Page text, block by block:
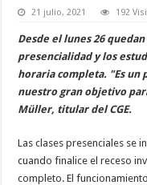
21 julio, 2021 192
Desde el lunes 26
presencialidad y los
horaria completa. "Es un
nuestro gran objetivo
Müller, titular del CGE.
Las clases presenciales se
cuando finalice el receso
completo. El